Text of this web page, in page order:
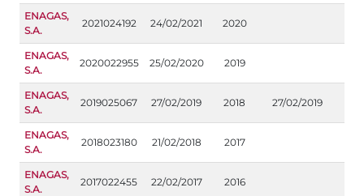
ENAGAS,
S.A.
2021024192 24/02/2021 2020
ENAGAS,
S.A.
2020022955 25/02/2020 2019
ENAGAS,
S.A.
2019025067 27/02/2019 2018 27/02/2019
ENAGAS,
S.A.
2018023180 21/02/2018 2017
ENAGAS,
S.A.
2017022455 22/02/2017 2016